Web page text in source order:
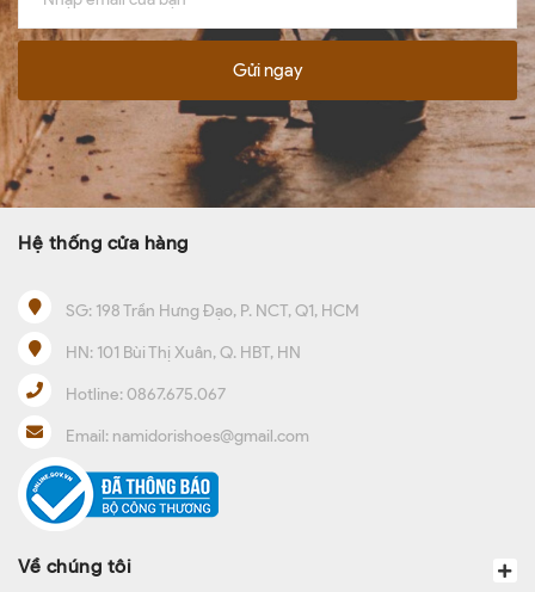
Gửi ngay
Hệ thống cửa hàng
SG: 198 Trần Hưng Đạo, P. NCT, Q1, HCM
HN: 101 Bùi Thị Xuân, Q. HBT, HN
Hotline:0867.675.067
Email: namidorishoes@gmail.com
Về chúng tôi